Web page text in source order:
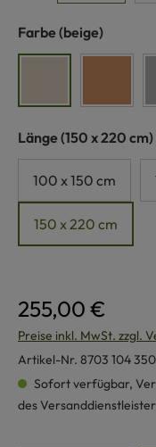
Farbe auswählen
(beige)
Länge auswählen
(150 x 220 cm)
100 x 150 cm
150 x 220 cm
255,00 €
Preise inkl. MwSt. zzgl.
Artikel-Nr. 8703 104 350
Sofort verfügbar,
des